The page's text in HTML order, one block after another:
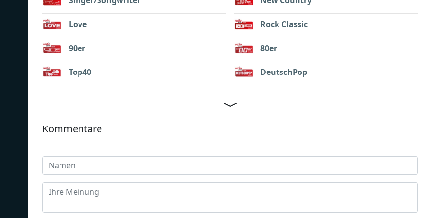
Love
90er
Top40
Rock Classic
80er
DeutschPop
Kommentare